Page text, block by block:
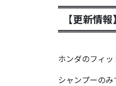
【更新情
ホンダのフィッ
シャンプーのみ